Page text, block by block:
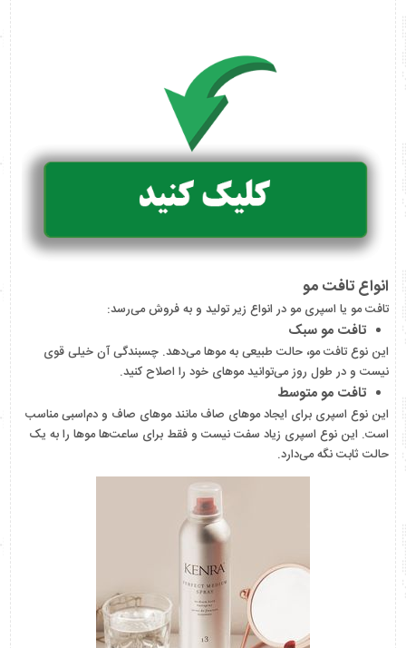
انواع تافت مو
تافت مو یا اسپری مو در انواع زیر تولید و به فروش می‌رسد:
تافت مو سبک
این نوع تافت مو، حالت طبیعی به موها می‌دهد. چسبندگی آن خیلی قوی
نیست و در طول روز می‌توانید موهای خود را اصلاح کنید.
تافت مو متوسط
این نوع اسپری برای ایجاد موهای صاف مانند موهای صاف و دم‌اسبی مناسب
است. این نوع اسپری زیاد سفت نیست و فقط برای ساعت‌ها موها را به یک
حالت ثابت نگه می‌دارد.